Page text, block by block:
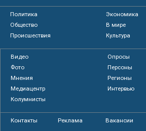
Политика
Экономика
Общество
В мире
Происшествия
Культура
Видео
Опросы
Фото
Персоны
Мнения
Регионы
Медиацентр
Интервью
Колумнисты
Контакты Реклама Вакансии